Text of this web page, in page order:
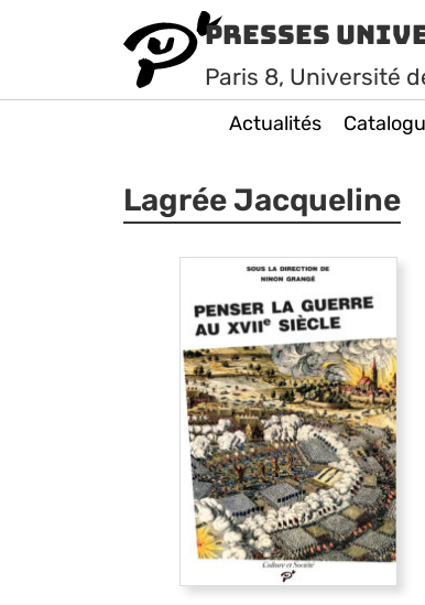
Presses
Paris 8, Université
Actualités
Lagrée Jacqueline